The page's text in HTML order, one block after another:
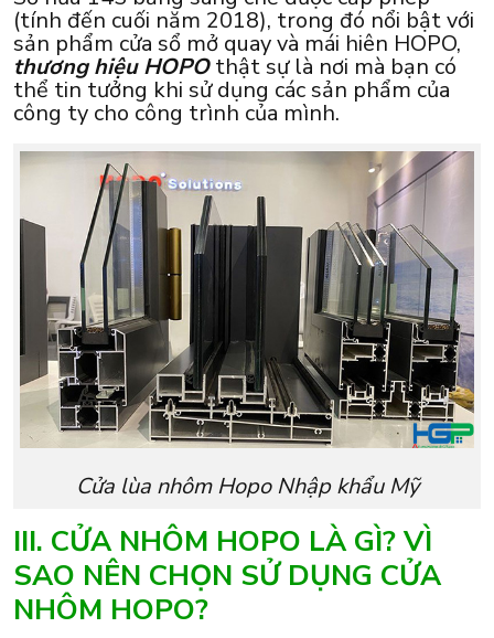
(tính đến cuối năm 2018), trong đó nổi bật với
sản phẩm cửa sổ mở quay và mái hiên HOPO,
thương hiệu HOPOthật sự là nơi mà bạn có
thể tin tưởng khi sử dụng các sản phẩm của
công ty cho công trình của mình.
Cửa lùa nhôm Hopo Nhập khẩu Mỹ
III. CỬA NHÔM HOPO LÀ GÌ? VÌ
SAO NÊN CHỌN SỬ DỤNG CỬA
NHÔM HOPO?